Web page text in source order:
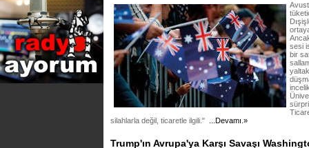
sesi
bir
silahlarla değil, ticaretle ilgili."
...Devamı.»
Trump'ın Avrupa'ya Karşı Savaşı